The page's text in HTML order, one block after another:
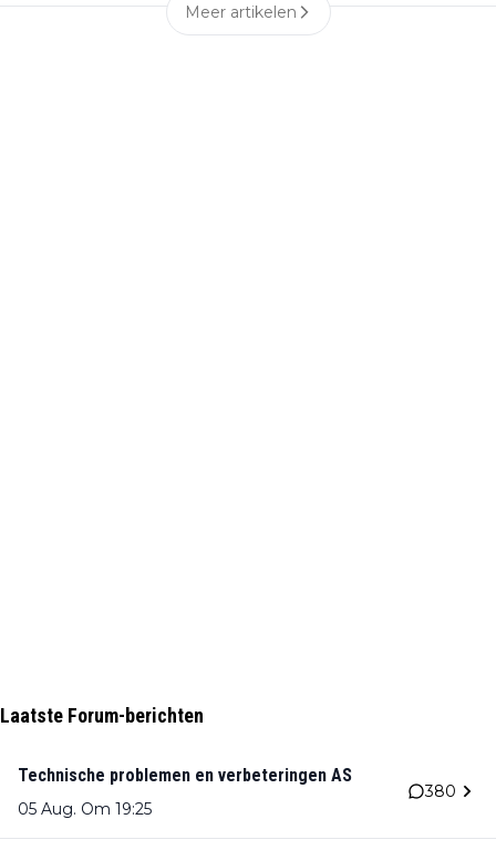
Meer artikelen
Laatste Forum-berichten
Technische problemen en verbeteringen AS
05 Aug. Om 19:25
380